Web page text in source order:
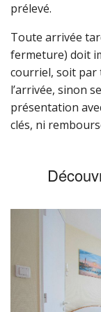
prélevé.
Toute arrivée
fermeture) doit
courriel, soit par
l’arrivée, sinon
présentation
clés, ni